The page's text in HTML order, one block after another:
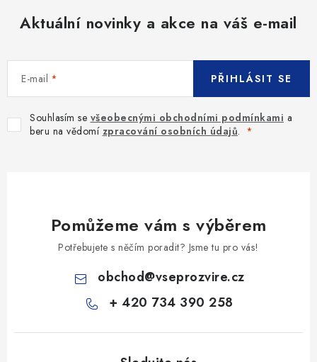
Aktuální novinky a akce na váš e-mail
E-mail
Souhlasím se všeobecnými obchodními podmínkami a
beru na vědomí zpracování osobních údajů.
PŘIHLÁSIT SE
Pomůžeme vám s výběrem
Potřebujete s něčím poradit? Jsme tu pro vás!
obchod@vseprozvire.cz
+ 420 734 390 258